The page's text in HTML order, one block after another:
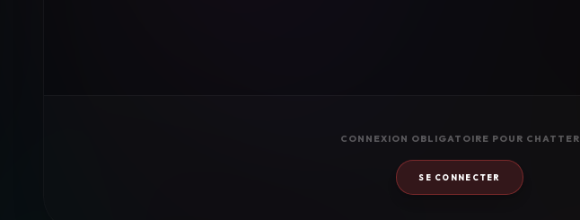
CONNEXION OBLIGATOIRE POUR CHATTER
SE CONNECTER